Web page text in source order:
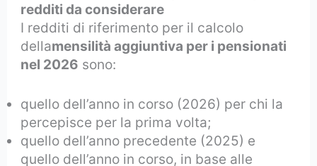
redditi da considerare
I redditi di riferimento per il calcolo
dellamensilità aggiuntiva per i pensionati
nel 2026 sono:
quello dell’anno in corso (2026) per chi la
percepisce per la prima volta;
quello dell’anno precedente (2025) e
quello dell’anno in corso, in base alle